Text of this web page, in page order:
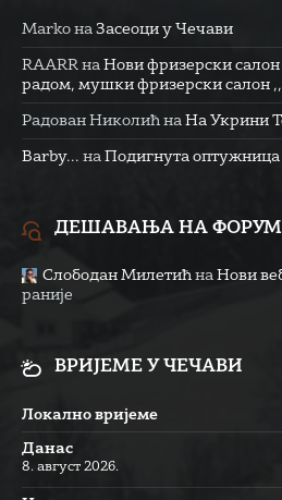
Marko на Засеоци у Чечави
RAARR на Нови фризерски
радом, мушки фризерски салон ,,
Радован Николић на На Укрини
Barby... на Подигнута оптужница
ДЕШАВАЊА НА
Слободан Милетић на Нови
раније
ВРИЈЕМЕ У ЧЕЧАВИ
Локално вријеме
Данас
8. август 2026.